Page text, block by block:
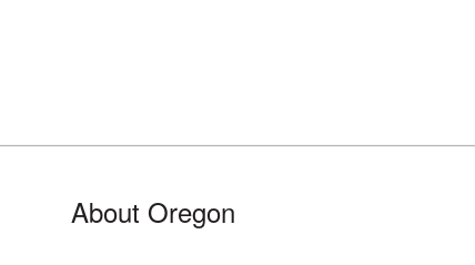
About Oregon